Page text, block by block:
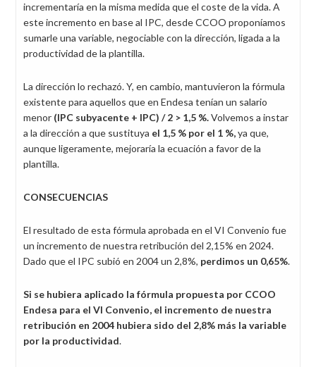
incrementaría en la misma medida que el coste de la vida. A
este incremento en base al IPC, desde CCOO proponíamos
sumarle una variable, negociable con la dirección, ligada a la
productividad de la plantilla.
La dirección lo rechazó. Y, en cambio, mantuvieron la fórmula
existente para aquellos que en Endesa tenían un salario
menor (IPC subyacente + IPC) / 2 > 1,5 %.Volvemos a instar
a la dirección a que sustituya el 1,5 % por el 1 %,ya que,
aunque ligeramente, mejoraría la ecuación a favor de la
plantilla.
CONSECUENCIAS
El resultado de esta fórmula aprobada en el VI Convenio fue
un incremento de nuestra retribución del 2,15% en 2024.
Dado que el IPC subió en 2004 un 2,8%, perdimos un 0,65%.
Si se hubiera aplicado la fórmula propuesta por CCOO
Endesa para el VI Convenio, el incremento de nuestra
retribución en 2004 hubiera sido del 2,8% más la variable
por la productividad.